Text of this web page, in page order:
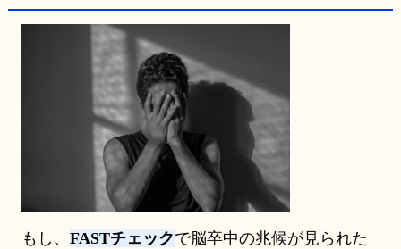
もし、 FASTチェックで脳卒中の兆候が見られた